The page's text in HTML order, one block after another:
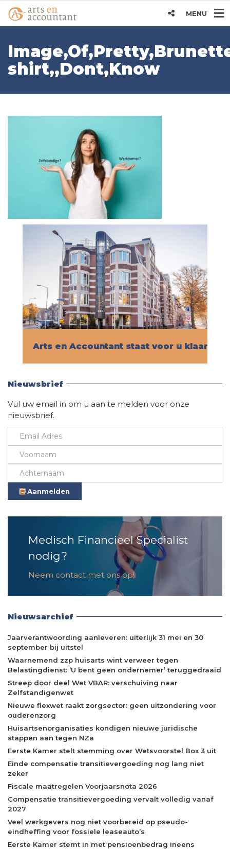
MENU
shirt,,Dont,Know
Arts en Accountant staat voor u klaar!
Nieuwsbrief
Vul uw email in om u aan te melden voor onze
nieuwsbrief.
Aanmelden
Medisch Financieel Specialist
nodig?
Neem contact met ons op!
Nieuwsarchief
Jaarverantwoording aanleveren: uiterlijk 31 mei en 30
september bij uitstel
Waarnemend zzp huisarts wint verweer tegen
Belastingdienst: ‘U bent geen ondernemer’ teruggedraaid
Streep door deel Wet VBAR: verschuiving naar
Zelfstandigenwet
Nieuwe flexwet raakt zorgsector: geen uitzondering voor
ouderenzorg
Huisartsenorganisaties kondigen nieuwe juridische
stappen aan tegen NZa
Eerste Kamer stelt stemming over Wetsvoorstel Box 3 uit
Einde compensatie transitievergoeding nog lang niet
zeker
Fiscale maatregelen Voorjaarsnota 2026
Compensatie transitievergoeding vervalt volledig vanaf
2027
Veel werkgevers nog niet voorbereid op pseudo-
eindheffing voor fossiele leaseauto’s
Eerste Kamer stemt in met pensioenbedrag ineens